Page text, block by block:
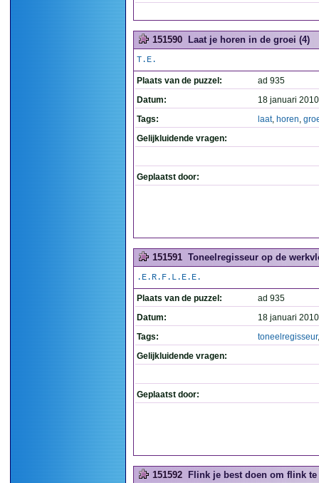
151590 Laat je horen in de groei (4)
T.E.
Plaats van de puzzel:
ad 935
Datum:
18 januari
Tags:
laat, horen,
Gelijkluidende vragen:
Geplaatst door:
151591 Toneelregisseur op de
.E.R.F.L.E.E.
Plaats van de puzzel:
ad 935
Datum:
18 januari
Tags:
toneelregisseur
Gelijkluidende vragen:
Geplaatst door:
151592 Flink je best doen om flink te